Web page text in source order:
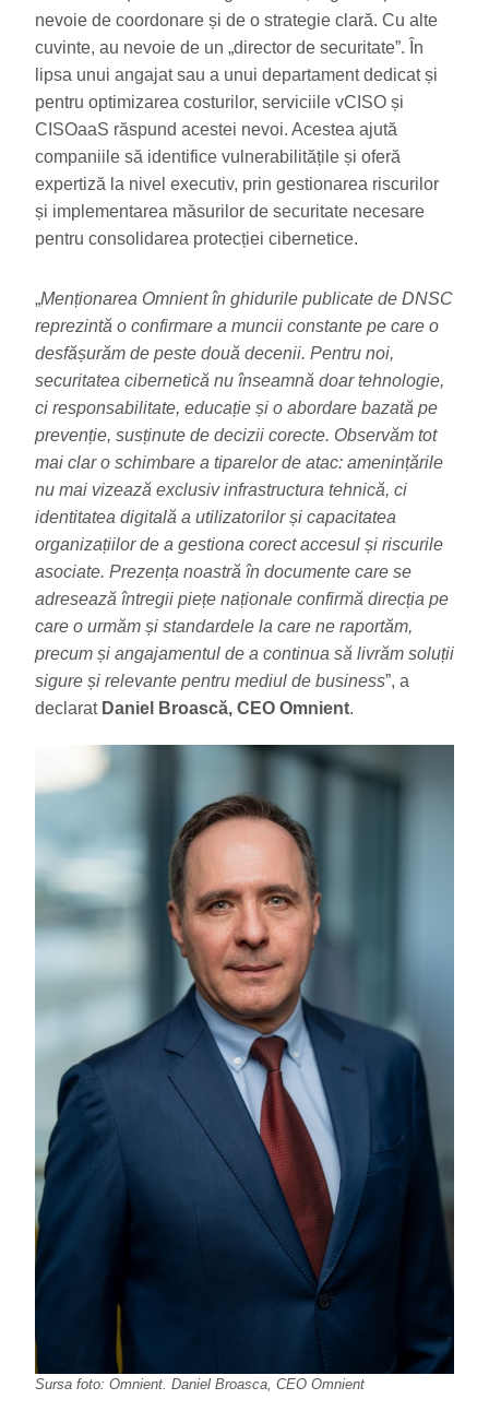
nevoie de coordonare și de o strategie clară. Cu alte
cuvinte, au nevoie de un „director de securitate”. În
lipsa unui angajat sau a unui departament dedicat și
pentru optimizarea costurilor, serviciile vCISO și
CISOaaS răspund acestei nevoi. Acestea ajută
companiile să identifice vulnerabilitățile și oferă
expertiză la nivel executiv, prin gestionarea riscurilor
și implementarea măsurilor de securitate necesare
pentru consolidarea protecției cibernetice.
„Menționarea Omnient în ghidurile publicate de DNSC
reprezintă o confirmare a muncii constante pe care o
desfășurăm de peste două decenii. Pentru noi,
securitatea cibernetică nu înseamnă doar tehnologie,
ci responsabilitate, educație și o abordare bazată pe
prevenție, susținute de decizii corecte. Observăm tot
mai clar o schimbare a tiparelor de atac: amenințările
nu mai vizează exclusiv infrastructura tehnică, ci
identitatea digitală a utilizatorilor și capacitatea
organizațiilor de a gestiona corect accesul și riscurile
asociate. Prezența noastră în documente care se
adresează întregii piețe naționale confirmă direcția pe
care o urmăm și standardele la care ne raportăm,
precum și angajamentul de a continua să livrăm soluții
sigure și relevante pentru mediul de business”, a
declarat Daniel Broască, CEO Omnient.
Sursa foto: Omnient. Daniel Broasca, CEO Omnient